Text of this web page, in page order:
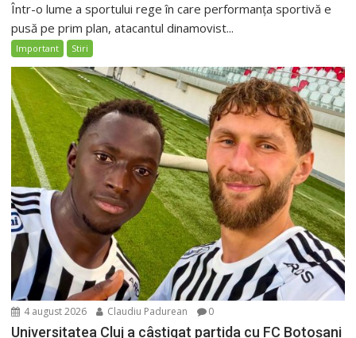
Într-o lume a sportului rege în care performanța sportivă e
pusă pe prim plan, atacantul dinamovist...
Important Stiri
4 august 2026 Claudiu Padurean 0
Universitatea Cluj a câștigat partida cu FC Botoșani